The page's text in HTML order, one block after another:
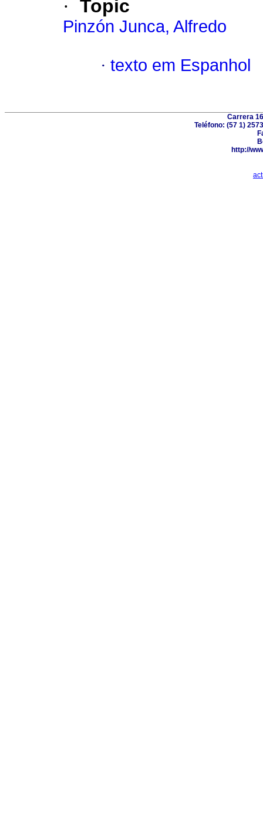
· Topic
Pinzón Junca, Alfredo
· texto em Espanhol
Carrera
Teléfono: (57 1)
http://